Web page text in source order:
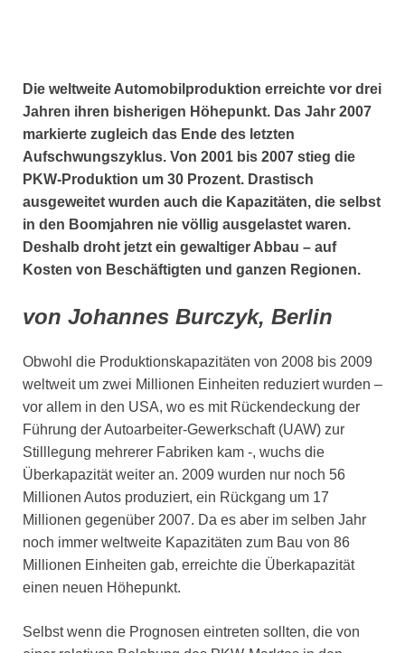
Die weltweite Automobilproduktion erreichte vor drei
Jahren ihren bisherigen Höhepunkt. Das Jahr 2007
markierte zugleich das Ende des letzten
Aufschwungszyklus. Von 2001 bis 2007 stieg die
PKW-Produktion um 30 Prozent. Drastisch
ausgeweitet wurden auch die Kapazitäten, die selbst
in den Boomjahren nie völlig ausgelastet waren.
Deshalb droht jetzt ein gewaltiger Abbau – auf
Kosten von Beschäftigten und ganzen Regionen.
von Johannes Burczyk, Berlin
Obwohl die Produktionskapazitäten von 2008 bis 2009
weltweit um zwei Millionen Einheiten reduziert wurden –
vor allem in den USA, wo es mit Rückendeckung der
Führung der Autoarbeiter-Gewerkschaft (UAW) zur
Stilllegung mehrerer Fabriken kam -, wuchs die
Überkapazität weiter an. 2009 wurden nur noch 56
Millionen Autos produziert, ein Rückgang um 17
Millionen gegenüber 2007. Da es aber im selben Jahr
noch immer weltweite Kapazitäten zum Bau von 86
Millionen Einheiten gab, erreichte die Überkapazität
einen neuen Höhepunkt.
Selbst wenn die Prognosen eintreten sollten, die von